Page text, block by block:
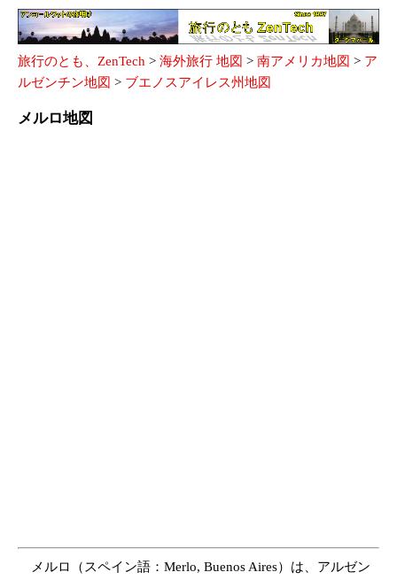
旅行のとも、ZenTech > 海外旅行 地図 > 南アメリカ地図 > ア
ルゼンチン地図 > ブエノスアイレス州地図
メルロ地図
メルロ（スペイン語：Merlo, Buenos Aires）は、アルゼン